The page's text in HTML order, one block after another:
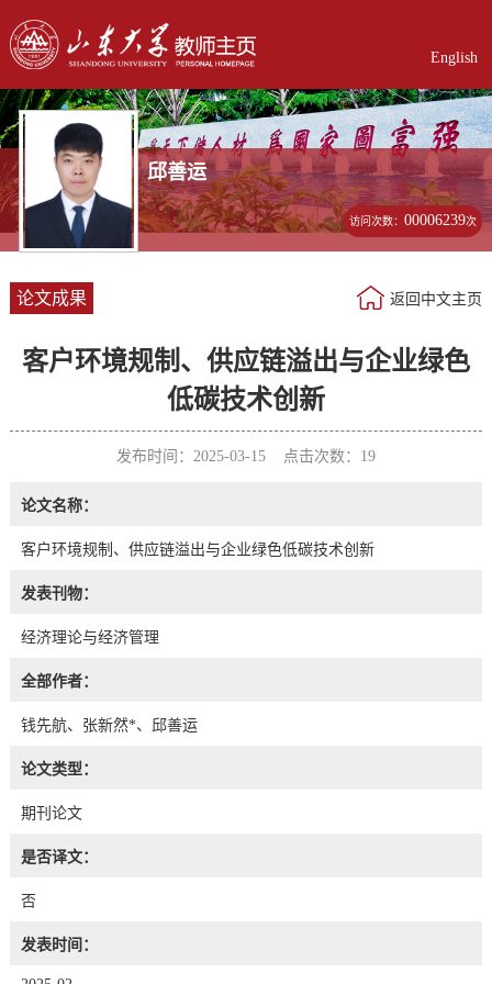
English
邱善运
访问次数：00006239次
论文成果 返回中文主页
客户环境规制、供应链溢出与企业绿色
低碳技术创新
发布时间：2025-03-15 点击次数： 19
论文名称：
客户环境规制、供应链溢出与企业绿色低碳技术创新
发表刊物：
经济理论与经济管理
全部作者：
钱先航、张新然*、邱善运
论文类型：
期刊论文
是否译文：
否
发表时间：